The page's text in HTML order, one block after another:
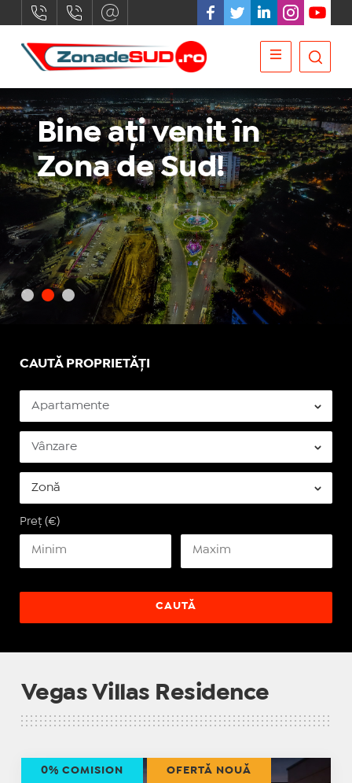
Bine ați venit în
Zona de Sud!
CAUTĂ PROPRIETĂȚI
Preț (€)
Vegas Villas Residence
0% COMISION OFERTĂ NOUĂ